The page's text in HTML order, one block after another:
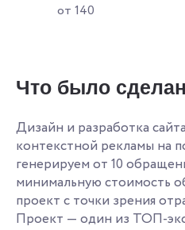
от 140
Что было
Дизайн и разработка
контекстной рекламы на
генерируем от 10
минимальную стоимость
проект с точки зрения
Проект — один из ТОП-